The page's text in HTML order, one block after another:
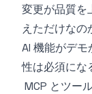
変更が品質を
えただけなの
AI 機能がデ
性は必須にな
MCP とツー